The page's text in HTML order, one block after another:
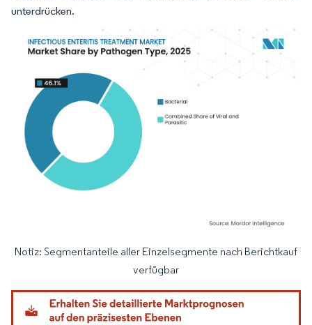
unterdrücken.
Bild © Mordor Intelligence. Wiederverwendung erfordert Namensnennung gemäß
Notiz: Segmentanteile aller Einzelsegmente nach Berichtkauf
verfügbar